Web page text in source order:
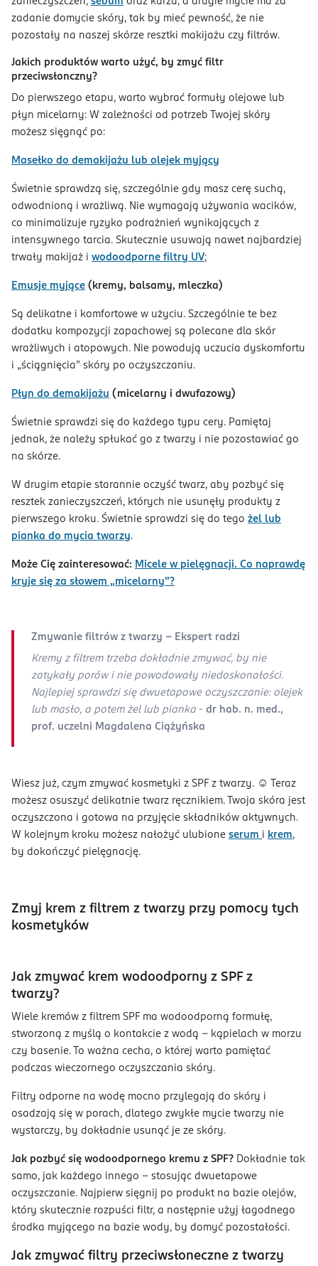
zadanie domycie skóry, tak by mieć pewność, że nie
pozostały na naszej skórze resztki makijażu czy filtrów.
Jakich produktów warto użyć, by zmyć filtr
przeciwsłonczny?
Do pierwszego etapu, warto wybrać formuły olejowe lub
płyn micelarny: W zależności od potrzeb Twojej skóry
możesz sięgnąć po:
Masełko do demakijażu lub olejek myjący
Świetnie sprawdzą się, szczególnie gdy masz cerę suchą,
odwodnioną i wrażliwą. Nie wymagają używania wacików,
co minimalizuje ryzyko podrażnień wynikających z
intensywnego tarcia. Skutecznie usuwają nawet najbardziej
trwały makijaż i wodoodporne filtry UV;
Emusje myjące (kremy, balsamy, mleczka)
Są delikatne i komfortowe w użyciu. Szczególnie te bez
dodatku kompozycji zapachowej są polecane dla skór
wrażliwych i atopowych. Nie powodują uczucia dyskomfortu
i „ściągnięcia” skóry po oczyszczaniu.
Płyn do demakijażu (micelarny i dwufazowy)
Świetnie sprawdzi się do każdego typu cery. Pamiętaj
jednak, że należy spłukać go z twarzy i nie pozostawiać go
na skórze.
W drugim etapie starannie oczyść twarz, aby pozbyć się
resztek zanieczyszczeń, których nie usunęły produkty z
pierwszego kroku. Świetnie sprawdzi się do tego żel lub
pianka do mycia twarzy.
Może Cię zainteresować: Micele w pielęgnacji. Co naprawdę
kryje się za słowem „micelarny”?
Zmywanie filtrów z twarzy - Ekspert radzi
Kremy z filtrem trzeba dokładnie zmywać, by nie
zatykały porów i nie powodowały niedoskonałości.
Najlepiej sprawdzi się dwuetapowe oczyszczanie: olejek
lub masło, a potem żel lub pianka - dr hab. n. med.,
prof. uczelni Magdalena Ciążyńska
Wiesz już, czym zmywać kosmetyki z SPF z twarzy. ☺️ Teraz
możesz osuszyć delikatnie twarz ręcznikiem. Twoja skóra jest
oczyszczona i gotowa na przyjęcie składników aktywnych.
W kolejnym kroku możesz nałożyć ulubione serum i krem,
by dokończyć pielęgnację.
Zmyj krem z filtrem z twarzy przy pomocy tych
kosmetyków
Jak zmywać krem wodoodporny z SPF z
twarzy?
Wiele kremów z filtrem SPF ma wodoodporną formułę,
stworzoną z myślą o kontakcie z wodą - kąpielach w morzu
czy basenie. To ważna cecha, o której warto pamiętać
podczas wieczornego oczyszczania skóry.
Filtry odporne na wodę mocno przylegają do skóry i
osadzają się w porach, dlatego zwykłe mycie twarzy nie
wystarczy, by dokładnie usunąć je ze skóry.
Jak pozbyć się wodoodpornego kremu z SPF? Dokładnie tak
samo, jak każdego innego – stosując dwuetapowe
oczyszczanie. Najpierw sięgnij po produkt na bazie olejów,
który skutecznie rozpuści filtr, a następnie użyj łagodnego
środka myjącego na bazie wody, by domyć pozostałości.
Jak zmywać filtry przeciwsłoneczne z twarzy